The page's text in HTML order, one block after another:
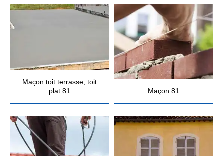
Maçon toit terrasse, toit
plat 81
Maçon 81